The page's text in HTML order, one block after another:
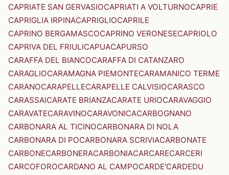
CAPRIATE SAN GERVASIOCAPRIATI A VOLTURNOCAPRIE
CAPRIGLIA IRPINACAPRIGLIOCAPRILE
CAPRINO BERGAMASCOCAPRINO VERONESECAPRIOLO
CAPRIVA DEL FRIULICAPUACAPURSO
CARAFFA DEL BIANCOCARAFFA DI CATANZARO
CARAGLIOCARAMAGNA PIEMONTECARAMANICO TERME
CARANOCARAPELLECARAPELLE CALVISIOCARASCO
CARASSAICARATE BRIANZACARATE URIOCARAVAGGIO
CARAVATECARAVINOCARAVONICACARBOGNANO
CARBONARA AL TICINOCARBONARA DI NOLA
CARBONARA DI POCARBONARA SCRIVIACARBONATE
CARBONECARBONERACARBONIACARCARECARCERI
CARCOFOROCARDANO AL CAMPOCARDE'CARDEDU